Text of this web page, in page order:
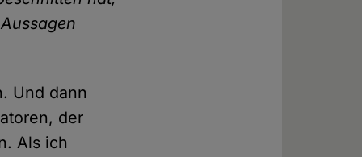
Und dann
der
Als ich